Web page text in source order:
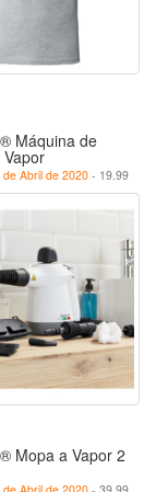
Máquina de
de Abril de 2020- 19.99
Mopa a Vapor 2